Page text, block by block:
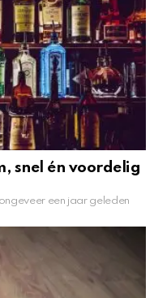
snel én voordelig
ongeveer een jaar geleden